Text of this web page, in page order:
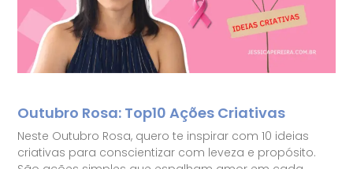
Outubro Rosa: Top10 Ações Criativas
Neste Outubro Rosa, quero te inspirar com 10 ideias
criativas para conscientizar com leveza e propósito.